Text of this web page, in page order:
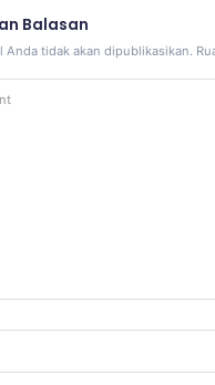
Balasan
Anda tidak akan dipublikasikan.